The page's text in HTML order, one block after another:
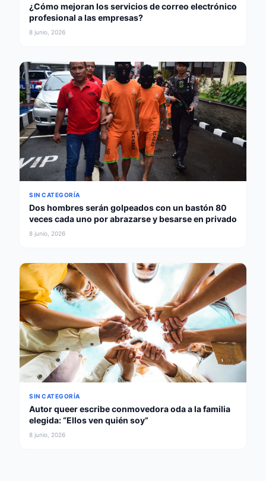
¿Cómo mejoran los servicios de correo electrónico
profesional a las empresas?
8 junio, 2026
SIN CATEGORÍA
Dos hombres serán golpeados con un bastón 80
veces cada uno por abrazarse y besarse en privado
8 junio, 2026
SIN CATEGORÍA
Autor queer escribe conmovedora oda a la familia
elegida: “Ellos ven quién soy”
8 junio, 2026